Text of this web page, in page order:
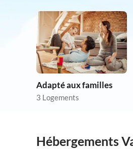
Adapté aux familles
3 Logements
Hébergements